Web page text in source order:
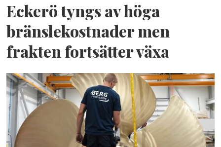
Eckerö tyngs av höga
bränslekostnader men
frakten fortsätter växa